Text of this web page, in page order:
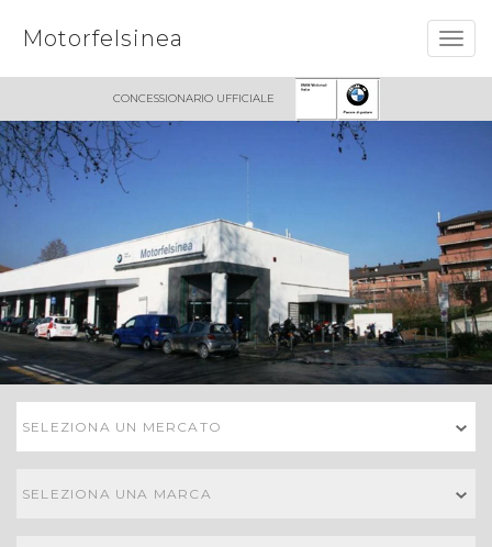
Motorfelsinea
CONCESSIONARIO UFFICIALE
SELEZIONA UN MERCATO
SELEZIONA UNA MARCA